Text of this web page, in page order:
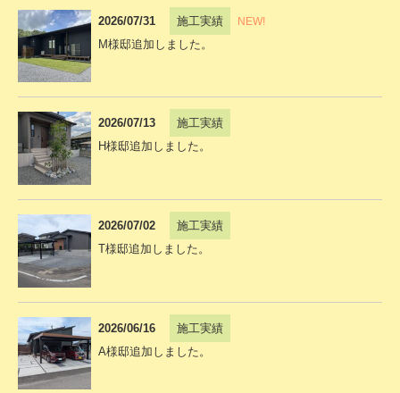
2026/07/31 施工実績 NEW!
M様邸追加しました。
2026/07/13
施工実績
H様邸追加しました。
2026/07/02
施工実績
T様邸追加しました。
2026/06/16
施工実績
A様邸追加しました。